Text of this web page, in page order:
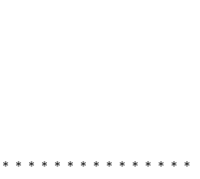
＊＊＊＊＊＊＊＊＊＊＊＊＊＊